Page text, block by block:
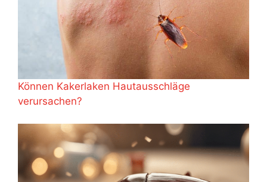
Können Kakerlaken Hautausschläge
verursachen?